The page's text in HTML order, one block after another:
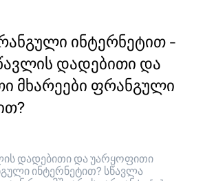
ინტერნეტით -
დადებითი და
მხარეები ფრანგული
დადებითი და უარყოფითი
ინტერნეტით? სწავლა